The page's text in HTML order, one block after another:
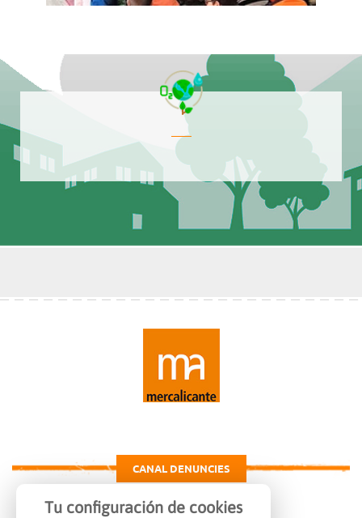
CANAL DENUNCIES
Tu configuración de cookies